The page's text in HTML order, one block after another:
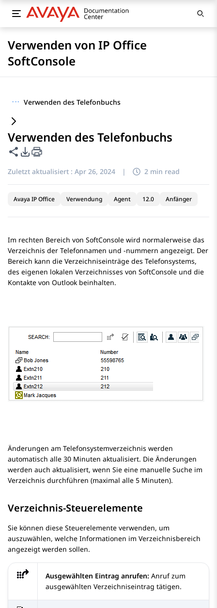
Verwenden von IP Office
SoftConsole
··· Verwenden des Telefonbuchs
Verwenden des Telefonbuchs
Diese Seite teilen
PDF-Exportoptionen
Zuletzt aktualisiert : Apr 26, 2024 | 2 min read
Avaya IP Office Verwendung Agent 12.0 Anfänger
Im rechten Bereich von SoftConsole wird normalerweise das
Verzeichnis der Telefonnamen und -nummern angezeigt. Der
Bereich kann die Verzeichniseinträge des Telefonsystems,
des eigenen lokalen Verzeichnisses von SoftConsole und die
Kontakte von Outlook beinhalten.
Änderungen am Telefonsystemverzeichnis werden
automatisch alle 30 Minuten aktualisiert. Die Änderungen
werden auch aktualisiert, wenn Sie eine manuelle Suche im
Verzeichnis durchführen (maximal alle 5 Minuten).
Verzeichnis-Steuerelemente
Sie können diese Steuerelemente verwenden, um
auszuwählen, welche Informationen im Verzeichnisbereich
angezeigt werden sollen.
Ausgewählten Eintrag anrufen: Anruf zum
ausgewählten Verzeichniseintrag tätigen.